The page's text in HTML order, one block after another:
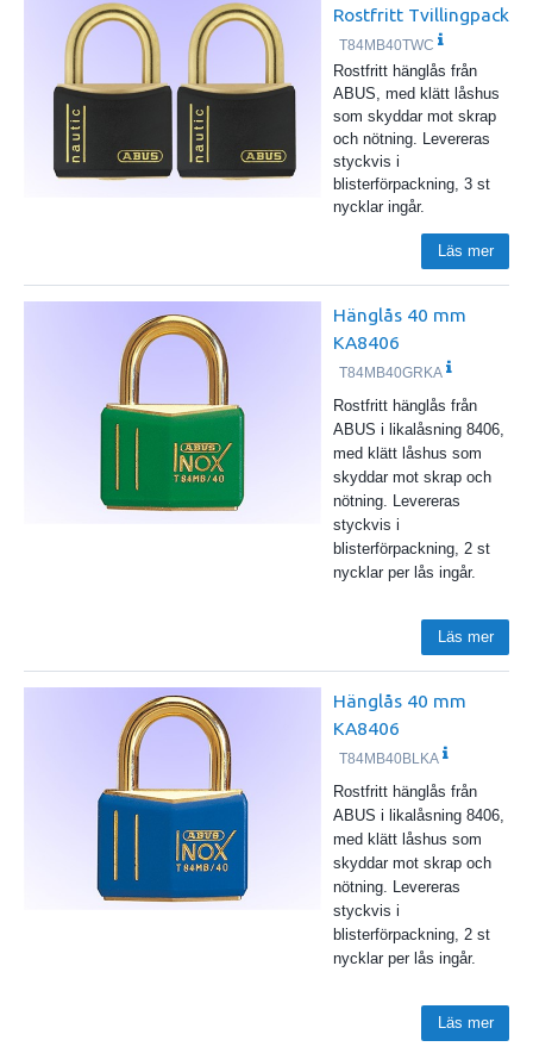
Rostfritt Tvillingpack
T84MB40TWC
Rostfritt hänglås från
ABUS, med klätt låshus
som skyddar mot skrap
och nötning. Levereras
styckvis i
blisterförpackning, 3 st
nycklar ingår.
Läs mer
Hänglås 40 mm
KA8406
T84MB40GRKA
Rostfritt hänglås från
ABUS i likalåsning 8406,
med klätt låshus som
skyddar mot skrap och
nötning. Levereras
styckvis i
blisterförpackning, 2 st
nycklar per lås ingår.
Läs mer
Hänglås 40 mm
KA8406
T84MB40BLKA
Rostfritt hänglås från
ABUS i likalåsning 8406,
med klätt låshus som
skyddar mot skrap och
nötning. Levereras
styckvis i
blisterförpackning, 2 st
nycklar per lås ingår.
Läs mer